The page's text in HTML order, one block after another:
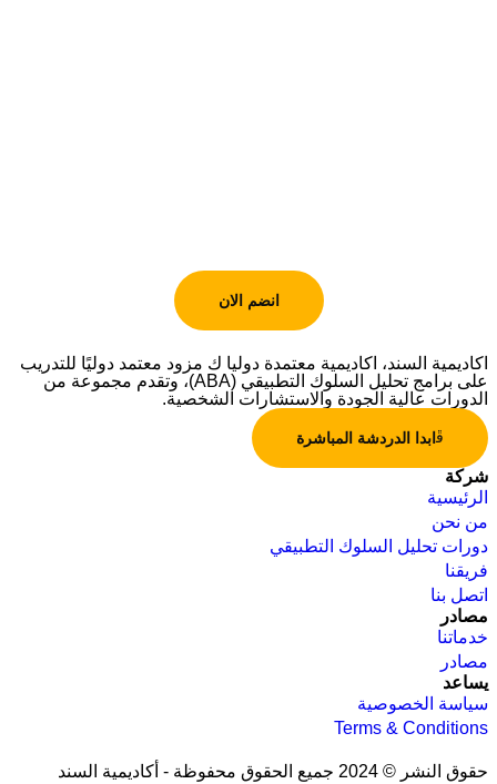
انضم الان
اكاديمية السند، اكاديمية معتمدة دوليا ك مزود معتمد دوليًا للتدريب
على برامج تحليل السلوك التطبيقي (ABA)، وتقدم مجموعة من
الدورات عالية الجودة والاستشارات الشخصية.
ابدا الدردشة المباشرة
شركة
الرئيسية
من نحن
دورات تحليل السلوك التطبيقي
فريقنا
اتصل بنا
مصادر
خدماتنا
مصادر
يساعد
سياسة الخصوصية
Terms & Conditions
حقوق النشر © 2024 جميع الحقوق محفوظة - أكاديمية السند